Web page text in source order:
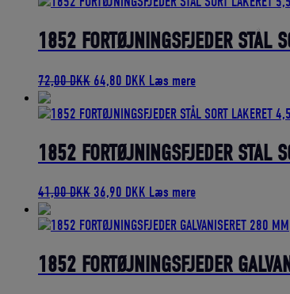
129,00 DKK.116,10 DKK.
1852 FORTØJNINGSFJEDER STÅL
72,00DKK Den
pris
72,00 DKK.
64,80 DKK Den
pris
64,80 DKK.
Læs mere
1852 FORTØJNINGSFJEDER STÅL
41,00DKK Den
pris
41,00 DKK.
36,90 DKK Den
pris
36,90 DKK.
Læs mere
1852 FORTØJNINGSFJEDER